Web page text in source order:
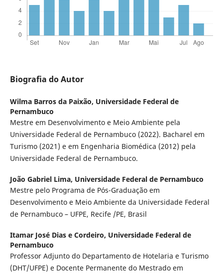
Biografia do Autor
Wilma Barros da Paixão, Universidade Federal de
Pernambuco
Mestre em Desenvolvimento e Meio Ambiente pela
Universidade Federal de Pernambuco (2022). Bacharel em
Turismo (2021) e em Engenharia Biomédica (2012) pela
Universidade Federal de Pernambuco.
João Gabriel Lima, Universidade Federal de Pernambuco
Mestre pelo Programa de Pós-Graduação em
Desenvolvimento e Meio Ambiente da Universidade Federal
de Pernambuco – UFPE, Recife /PE, Brasil
Itamar José Dias e Cordeiro, Universidade Federal de
Pernambuco
Professor Adjunto do Departamento de Hotelaria e Turismo
(DHT/UFPE) e Docente Permanente do Mestrado em